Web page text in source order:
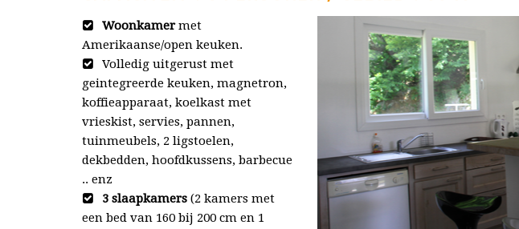
Woonkamermet
Amerikaanse/open keuken.
Volledig uitgerust met
geintegreerde keuken, magnetron,
koffieapparaat, koelkast met
vrieskist, servies, pannen,
tuinmeubels, 2 ligstoelen,
dekbedden, hoofdkussens, barbecue
.. enz
3 slaapkamers (2 kamers met
een bed van 160 bij 200 cm en 1